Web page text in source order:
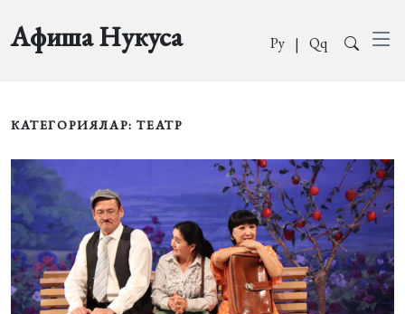
Афиша Нукуса Ру | Qq
КАТЕГОРИЯЛАР: ТЕАТР